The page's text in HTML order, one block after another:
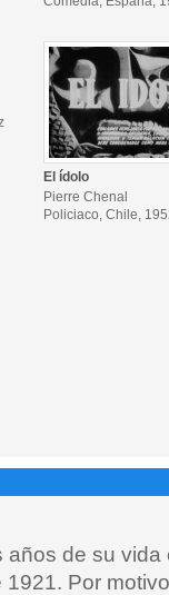
El ídolo
Pierre Chenal
Policiaco, Chile,
de su
Por